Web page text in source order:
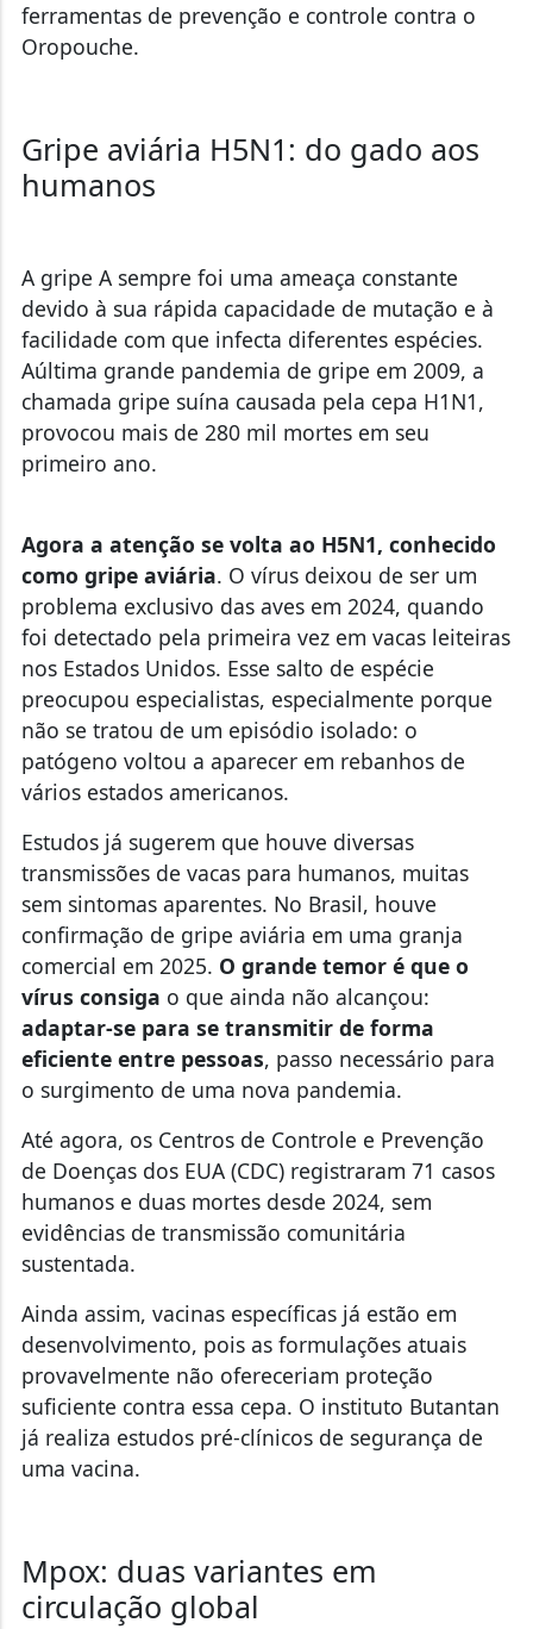
ferramentas de prevenção e controle contra o
Oropouche.
Gripe aviária H5N1: do gado aos
humanos
A gripe A sempre foi uma ameaça constante
devido à sua rápida capacidade de mutação e à
facilidade com que infecta diferentes espécies.
Aúltima grande pandemia de gripe em 2009, a
chamada gripe suína causada pela cepa H1N1,
provocou mais de 280 mil mortes em seu
primeiro ano.
Agora a atenção se volta ao H5N1, conhecido
como gripe aviária. O vírus deixou de ser um
problema exclusivo das aves em 2024, quando
foi detectado pela primeira vez em vacas leiteiras
nos Estados Unidos. Esse salto de espécie
preocupou especialistas, especialmente porque
não se tratou de um episódio isolado: o
patógeno voltou a aparecer em rebanhos de
vários estados americanos.
Estudos já sugerem que houve diversas
transmissões de vacas para humanos, muitas
sem sintomas aparentes. No Brasil, houve
confirmação de gripe aviária em uma granja
comercial em 2025. O grande temor é que o
vírus consiga o que ainda não alcançou:
adaptar‑se para se transmitir de forma
eficiente entre pessoas, passo necessário para
o surgimento de uma nova pandemia.
Até agora, os Centros de Controle e Prevenção
de Doenças dos EUA (CDC) registraram 71 casos
humanos e duas mortes desde 2024, sem
evidências de transmissão comunitária
sustentada.
Ainda assim, vacinas específicas já estão em
desenvolvimento, pois as formulações atuais
provavelmente não ofereceriam proteção
suficiente contra essa cepa. O instituto Butantan
já realiza estudos pré-clínicos de segurança de
uma vacina.
Mpox: duas variantes em
circulação global